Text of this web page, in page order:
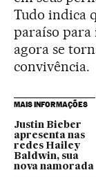
Tudo indica
paraíso para
agora se
convivência.
MAIS INFORMAÇÕES
Justin Bieber
apresenta nas
redes Hailey
Baldwin, sua
nova namorada